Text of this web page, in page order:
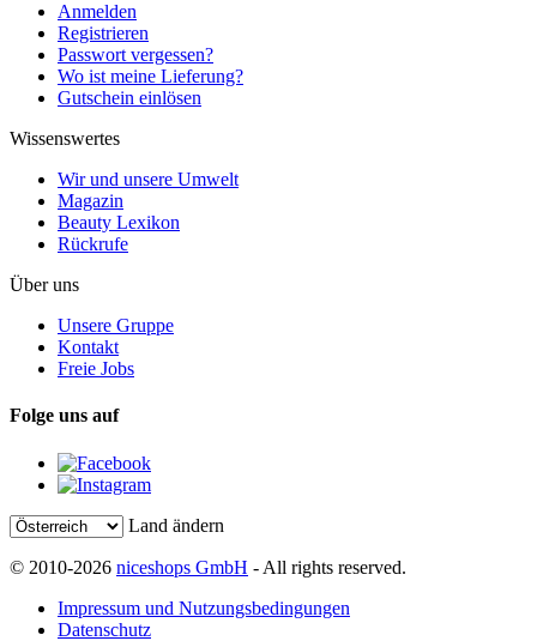
Anmelden
Registrieren
Passwort vergessen?
Wo ist meine Lieferung?
Gutschein einlösen
Wissenswertes
Wir und unsere Umwelt
Magazin
Beauty Lexikon
Rückrufe
Über uns
Unsere Gruppe
Kontakt
Freie Jobs
Folge uns auf
Land ändern
© 2010-2026 niceshops GmbH - All rights reserved.
Impressum und Nutzungsbedingungen
Datenschutz